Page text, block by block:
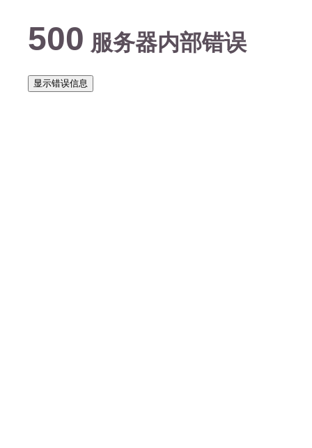
500 服务器内部错误